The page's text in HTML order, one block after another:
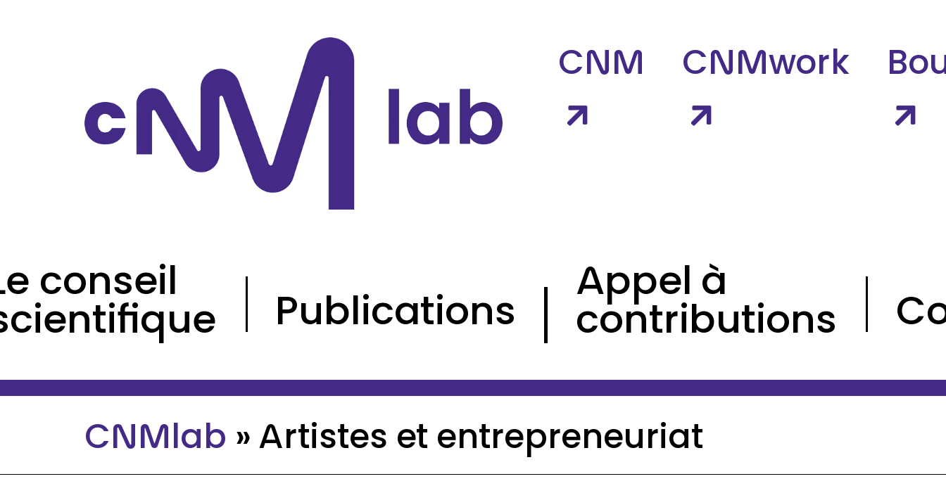
Panneau de gestion des cookies
CNM CNMwork
conseil
Publications
Appel à
contributions
CNMlab » Artistes et entrepreneuriat